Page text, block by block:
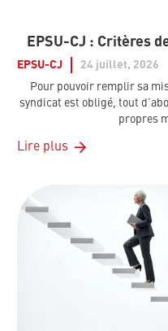
EPSU-CJ : Critères
EPSU-CJ
24 juillet, 2026
Pour pouvoir remplir sa
syndicat est obligé, tout
propres
Lire plus